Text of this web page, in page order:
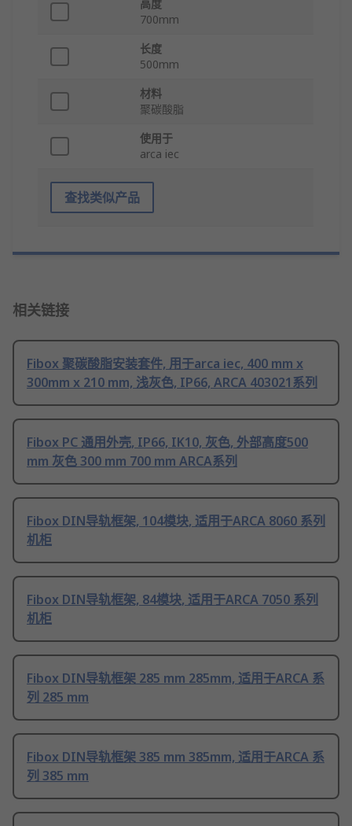
高度
700mm
长度
500mm
材料
聚碳酸脂
使用于
arca iec
查找类似产品
相关链接
Fibox 聚碳酸脂安装套件, 用于arca iec, 400 mm x
300mm x 210 mm, 浅灰色, IP66, ARCA 403021系列
Fibox PC 通用外壳, IP66, IK10, 灰色, 外部高度500
mm 灰色 300 mm 700 mm ARCA系列
Fibox DIN导轨框架, 104模块, 适用于ARCA 8060 系列
机柜
Fibox DIN导轨框架, 84模块, 适用于ARCA 7050 系列
机柜
Fibox DIN导轨框架 285 mm 285mm, 适用于ARCA 系
列 285 mm
Fibox DIN导轨框架 385 mm 385mm, 适用于ARCA 系
列 385 mm